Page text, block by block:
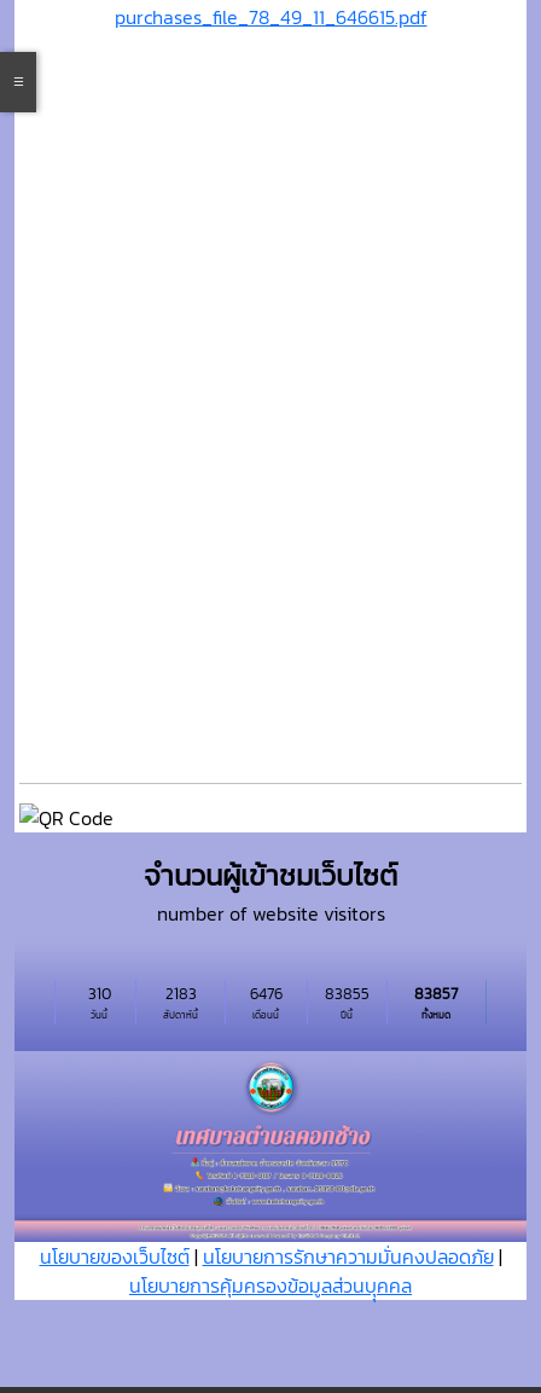
purchases_file_78_49_11_646615.pdf
จำนวนผู้เข้าชมเว็บไซต์
number of website visitors
วันนี้
310
สัปดาห์นี้
2183
เดือนนี้
6476
ปีนี้
83855
ทั้งหมด
83857
นโยบายของเว็บไซต์| นโยบายการรักษาความมั่นคงปลอดภัย|
นโยบายการคุ้มครองข้อมูลส่วนบุุคคล